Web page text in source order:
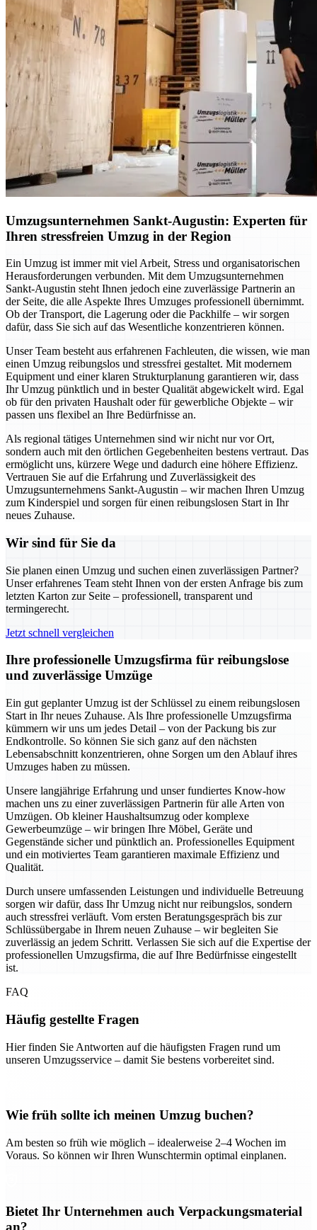
Umzugsunternehmen Sankt-Augustin: Experten für
Ihren stressfreien Umzug in der Region
Ein Umzug ist immer mit viel Arbeit, Stress und organisatorischen
Herausforderungen verbunden. Mit dem Umzugsunternehmen
Sankt-Augustin steht Ihnen jedoch eine zuverlässige Partnerin an
der Seite, die alle Aspekte Ihres Umzuges professionell übernimmt.
Ob der Transport, die Lagerung oder die Packhilfe – wir sorgen
dafür, dass Sie sich auf das Wesentliche konzentrieren können.
Unser Team besteht aus erfahrenen Fachleuten, die wissen, wie man
einen Umzug reibungslos und stressfrei gestaltet. Mit modernem
Equipment und einer klaren Strukturplanung garantieren wir, dass
Ihr Umzug pünktlich und in bester Qualität abgewickelt wird. Egal
ob für den privaten Haushalt oder für gewerbliche Objekte – wir
passen uns flexibel an Ihre Bedürfnisse an.
Als regional tätiges Unternehmen sind wir nicht nur vor Ort,
sondern auch mit den örtlichen Gegebenheiten bestens vertraut. Das
ermöglicht uns, kürzere Wege und dadurch eine höhere Effizienz.
Vertrauen Sie auf die Erfahrung und Zuverlässigkeit des
Umzugsunternehmens Sankt-Augustin – wir machen Ihren Umzug
zum Kinderspiel und sorgen für einen reibungslosen Start in Ihr
neues Zuhause.
Wir sind für Sie da
Sie planen einen Umzug und suchen einen zuverlässigen Partner?
Unser erfahrenes Team steht Ihnen von der ersten Anfrage bis zum
letzten Karton zur Seite – professionell, transparent und
termingerecht.
Jetzt schnell vergleichen
Ihre professionelle Umzugsfirma für reibungslose
und zuverlässige Umzüge
Ein gut geplanter Umzug ist der Schlüssel zu einem reibungslosen
Start in Ihr neues Zuhause. Als Ihre professionelle Umzugsfirma
kümmern wir uns um jedes Detail – von der Packung bis zur
Endkontrolle. So können Sie sich ganz auf den nächsten
Lebensabschnitt konzentrieren, ohne Sorgen um den Ablauf ihres
Umzuges haben zu müssen.
Unsere langjährige Erfahrung und unser fundiertes Know-how
machen uns zu einer zuverlässigen Partnerin für alle Arten von
Umzügen. Ob kleiner Haushaltsumzug oder komplexe
Gewerbeumzüge – wir bringen Ihre Möbel, Geräte und
Gegenstände sicher und pünktlich an. Professionelles Equipment
und ein motiviertes Team garantieren maximale Effizienz und
Qualität.
Durch unsere umfassenden Leistungen und individuelle Betreuung
sorgen wir dafür, dass Ihr Umzug nicht nur reibungslos, sondern
auch stressfrei verläuft. Vom ersten Beratungsgespräch bis zur
Schlüssübergabe in Ihrem neuen Zuhause – wir begleiten Sie
zuverlässig an jedem Schritt. Verlassen Sie sich auf die Expertise der
professionellen Umzugsfirma, die auf Ihre Bedürfnisse eingestellt
ist.
FAQ
Häufig gestellte Fragen
Hier finden Sie Antworten auf die häufigsten Fragen rund um
unseren Umzugsservice – damit Sie bestens vorbereitet sind.
Wie früh sollte ich meinen Umzug buchen?
Am besten so früh wie möglich – idealerweise 2–4 Wochen im
Voraus. So können wir Ihren Wunschtermin optimal einplanen.
Bietet Ihr Unternehmen auch Verpackungsmaterial
an?